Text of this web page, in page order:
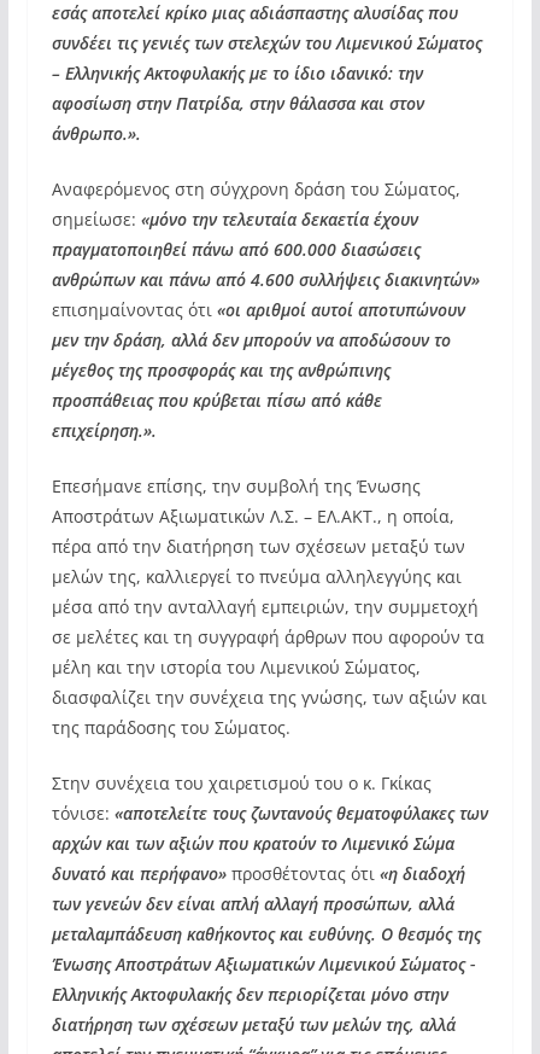
εσάς αποτελεί κρίκο μιας αδιάσπαστης αλυσίδας που
συνδέει τις γενιές των στελεχών του Λιμενικού Σώματος
– Ελληνικής Ακτοφυλακής με το ίδιο ιδανικό: την
αφοσίωση στην Πατρίδα, στην θάλασσα και στον
άνθρωπο.».
Αναφερόμενος στη σύγχρονη δράση του Σώματος,
σημείωσε: «μόνο την τελευταία δεκαετία έχουν
πραγματοποιηθεί πάνω από 600.000 διασώσεις
ανθρώπων και πάνω από 4.600 συλλήψεις διακινητών»
επισημαίνοντας ότι«οι αριθμοί αυτοί αποτυπώνουν
μεν την δράση, αλλά δεν μπορούν να αποδώσουν το
μέγεθος της προσφοράς και της ανθρώπινης
προσπάθειας που κρύβεται πίσω από κάθε
επιχείρηση.».
Επεσήμανε επίσης, την συμβολή της Ένωσης
Αποστράτων Αξιωματικών Λ.Σ. – ΕΛ.ΑΚΤ., η οποία,
πέρα από την διατήρηση των σχέσεων μεταξύ των
μελών της, καλλιεργεί το πνεύμα αλληλεγγύης και
μέσα από την ανταλλαγή εμπειριών, την συμμετοχή
σε μελέτες και τη συγγραφή άρθρων που αφορούν τα
μέλη και την ιστορία του Λιμενικού Σώματος,
διασφαλίζει την συνέχεια της γνώσης, των αξιών και
της παράδοσης του Σώματος.
Στην συνέχεια του χαιρετισμού του ο κ. Γκίκας
τόνισε: «αποτελείτε τους ζωντανούς θεματοφύλακες των
αρχών και των αξιών που κρατούν το Λιμενικό Σώμα
δυνατό και περήφανο»προσθέτοντας ότι «η διαδοχή
των γενεών δεν είναι απλή αλλαγή προσώπων, αλλά
μεταλαμπάδευση καθήκοντος και ευθύνης. Ο θεσμός της
Ένωσης Αποστράτων Αξιωματικών Λιμενικού Σώματος ‑
Ελληνικής Ακτοφυλακής δεν περιορίζεται μόνο στην
διατήρηση των σχέσεων μεταξύ των μελών της, αλλά